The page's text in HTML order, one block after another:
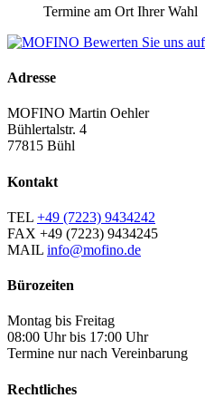
Termine am Ort Ihrer Wahl
Adresse
MOFINO Martin Oehler
Bühlertalstr. 4
77815 Bühl
Kontakt
TEL +49 (7223) 9434242
FAX +49 (7223) 9434245
MAIL info@mofino.de
Bürozeiten
Montag bis Freitag
08:00 Uhr bis 17:00 Uhr
Termine nur nach Vereinbarung
Rechtliches